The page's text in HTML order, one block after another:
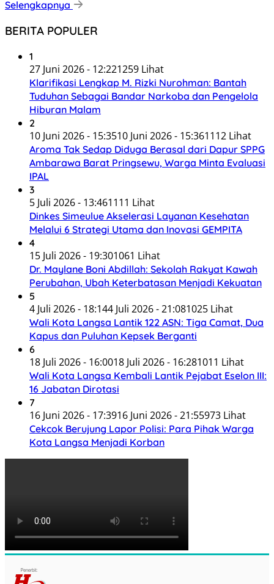
Selengkapnya
BERITA POPULER
1
27 Juni 2026 - 12:221259 Lihat
Klarifikasi Lengkap M. Rizki Nurohman: Bantah
Tuduhan Sebagai Bandar Narkoba dan Pengelola
Hiburan Malam
2
10 Juni 2026 - 15:3510 Juni 2026 - 15:361112 Lihat
Aroma Tak Sedap Diduga Berasal dari Dapur SPPG
Ambarawa Barat Pringsewu, Warga Minta Evaluasi
IPAL
3
5 Juli 2026 - 13:461111 Lihat
Dinkes Simeulue Akselerasi Layanan Kesehatan
Melalui 6 Strategi Utama dan Inovasi GEMPITA
4
15 Juli 2026 - 19:301061 Lihat
Dr. Maylane Boni Abdillah: Sekolah Rakyat Kawah
Perubahan, Ubah Keterbatasan Menjadi Kekuatan
5
4 Juli 2026 - 18:144 Juli 2026 - 21:081025 Lihat
Wali Kota Langsa Lantik 122 ASN: Tiga Camat, Dua
Kapus dan Puluhan Kepsek Berganti
6
18 Juli 2026 - 16:0018 Juli 2026 - 16:281011 Lihat
Wali Kota Langsa Kembali Lantik Pejabat Eselon III:
16 Jabatan Dirotasi
7
16 Juni 2026 - 17:3916 Juni 2026 - 21:55973 Lihat
Cekcok Berujung Lapor Polisi: Para Pihak Warga
Kota Langsa Menjadi Korban